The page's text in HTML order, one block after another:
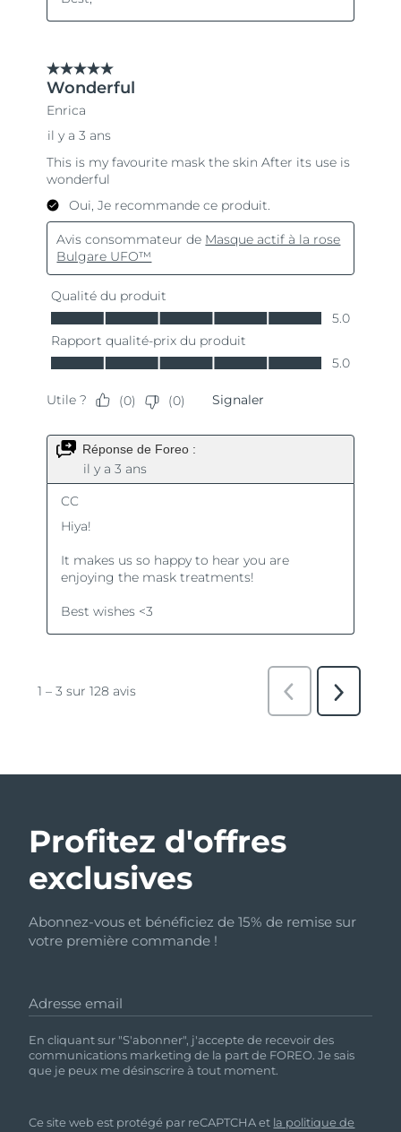
Profitez d'offres
exclusives
Abonnez-vous et bénéficiez de 15% de remise sur
votre première commande !
Adresse email
En cliquant sur "S'abonner", j'accepte de recevoir des
communications marketing de la part de FOREO. Je sais
que je peux me désinscrire à tout moment.
Ce site web est protégé par reCAPTCHA et la politique de